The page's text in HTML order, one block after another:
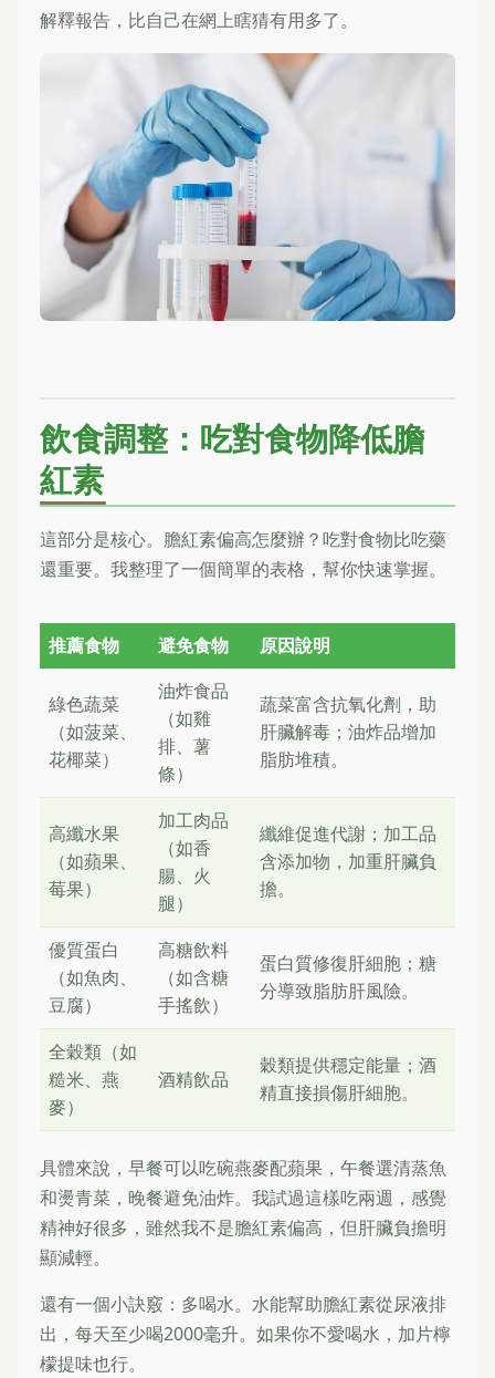
解釋報告，比自己在網上瞎猜有用多了。
飲食調整：吃對食物降低膽
紅素
這部分是核心。膽紅素偏高怎麼辦？吃對食物比吃藥
還重要。我整理了一個簡單的表格，幫你快速掌握。
推薦食物 避免食物 原因說明
綠色蔬菜
（如菠菜、
花椰菜）
油炸食品
（如雞
排、薯
條）
蔬菜富含抗氧化劑，助
肝臟解毒；油炸品增加
脂肪堆積。
高纖水果
（如蘋果、
莓果）
加工肉品
（如香
腸、火
腿）
纖維促進代謝；加工品
含添加物，加重肝臟負
擔。
優質蛋白
（如魚肉、
豆腐）
高糖飲料
（如含糖
手搖飲）
蛋白質修復肝細胞；糖
分導致脂肪肝風險。
全穀類（如
糙米、燕
麥）
酒精飲品
穀類提供穩定能量；酒
精直接損傷肝細胞。
具體來說，早餐可以吃碗燕麥配蘋果，午餐選清蒸魚
和燙青菜，晚餐避免油炸。我試過這樣吃兩週，感覺
精神好很多，雖然我不是膽紅素偏高，但肝臟負擔明
顯減輕。
還有一個小訣竅：多喝水。水能幫助膽紅素從尿液排
出，每天至少喝2000毫升。如果你不愛喝水，加片檸
檬提味也行。